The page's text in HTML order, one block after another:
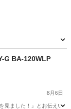
G BA-120WLP
8月6日
見ました！』とお伝え